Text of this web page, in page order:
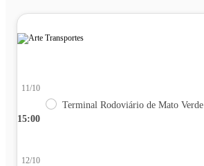
15:00
11/10
Terminal Rodoviário de Mato Verde
12/10